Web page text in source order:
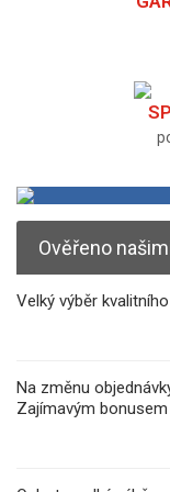
Ověřeno
Velký výběr
Na změnu
Zajímavým